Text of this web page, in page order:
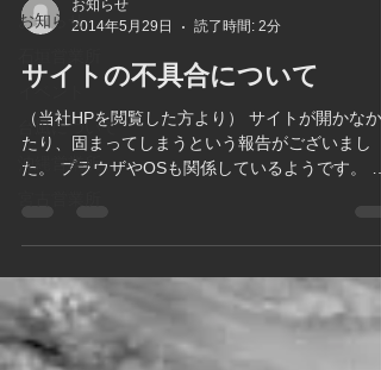
お知らせ
イベント
台風について
沖縄営業所
お知らせ
2014年5月29日
読了時間: 2分
サイトの不具合について
（当社HPを閲覧した方より） サイトが開かなか
たり、固まってしまうという報告がございまし
た。 プラウザやOSも関係しているようです。 大